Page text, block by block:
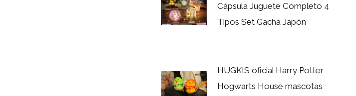
Cápsula Juguete Completo 4
Tipos Set Gacha Japón
HUGKIS oficial Harry Potter
Hogwarts House mascotas